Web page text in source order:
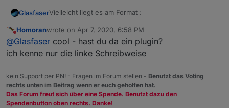
GlasfaserVielleicht liegt es am Format :
geöffnet mit Firefox.
Do not disturb
Homoranwrote on Apr 7, 2020, 6:58 PM
last edited by
@Glasfaser cool - hast du da ein plugin?
ich kenne nur die linke Schreibweise
kein Support per PN! - Fragen im Forum stellen - Benutzt das Voting
rechts unten im Beitrag wenn er euch geholfen hat.
Das Forum freut sich über eine Spende. Benutzt dazu den
Spendenbutton oben rechts. Danke!